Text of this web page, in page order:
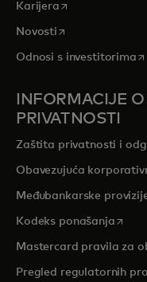
Karijeraopens in a new
Novosti opens in a new
Odnosi s investitorima
INFORMACIJE
PRIVATNOSTI
Zaštita privatnosti i
Obavezujuća
Međubankarske
Kodeks ponašanja
Mastercard pravila za
Pregled regulatornih